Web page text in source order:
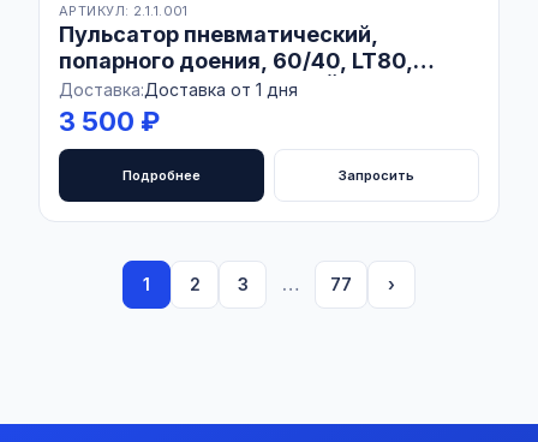
АРТИКУЛ: 2.1.1.001
Пульсатор пневматический,
попарного доения, 60/40, LT80,
(аналог InterPuls), КИТАЙ
Доставка:Доставка от 1 дня
3 500 ₽
Подробнее Запросить
1 2 3 … 77 ›